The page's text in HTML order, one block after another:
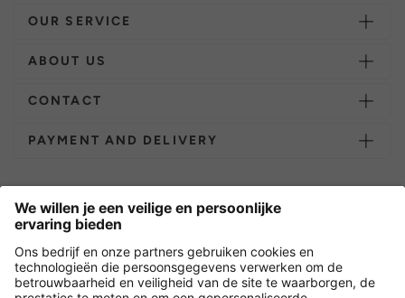
OUR SERVICE
ABOUT US
CONTACT
PAYMENT AND DELIVERY
Nederland